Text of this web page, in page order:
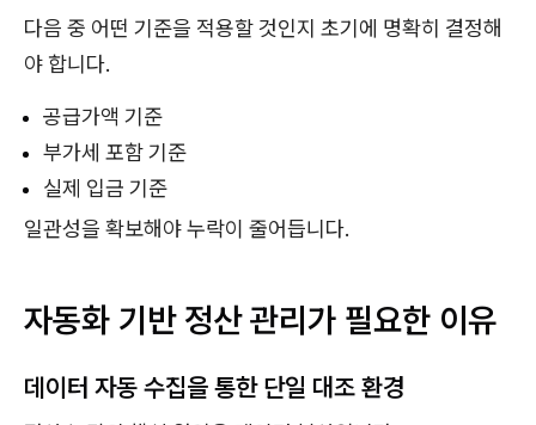
다음 중 어떤 기준을 적용할 것인지 초기에 명확히 결정해
야 합니다.
공급가액 기준
부가세 포함 기준
실제 입금 기준
일관성을 확보해야 누락이 줄어듭니다.
자동화 기반 정산 관리가 필요한 이유
데이터 자동 수집을 통한 단일 대조 환경